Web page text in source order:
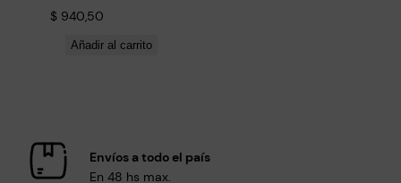
$ 940,50
Añadir al carrito
Envíos a todo el país
En 48 hs max.